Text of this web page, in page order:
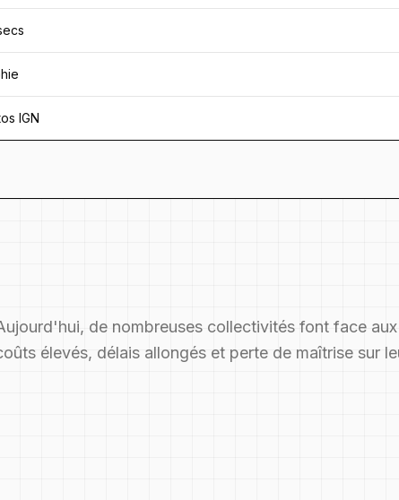
IGN
de nombreuses collectivités font face aux
élevés, délais allongés et perte de maîtrise sur